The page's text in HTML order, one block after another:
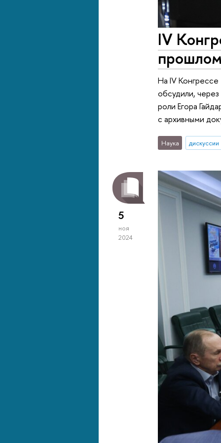
IV
На IV
обсудили,
роли Егора
с архивными
Наука дискуссии
5
ноя
2024